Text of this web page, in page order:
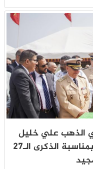
الذهب علي خليل
يعطي انطلاقة مشاريع تنموية بمناسبة الذكرى الـ27